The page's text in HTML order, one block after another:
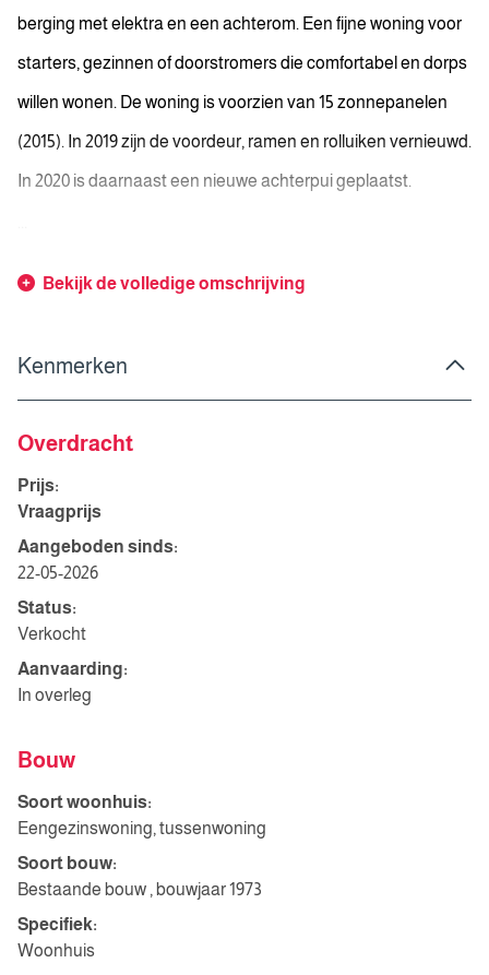
berging met elektra en een achterom. Een fijne woning voor
starters, gezinnen of doorstromers die comfortabel en dorps
willen wonen. De woning is voorzien van 15 zonnepanelen
(2015). In 2019 zijn de voordeur, ramen en rolluiken vernieuwd.
In 2020 is daarnaast een nieuwe achterpui geplaatst.
Bekijk de volledige omschrijving
Kenmerken
Overdracht
Prijs:
Vraagprijs
Aangeboden sinds:
22-05-2026
Status:
Verkocht
Aanvaarding:
In overleg
Bouw
Soort woonhuis:
Eengezinswoning, tussenwoning
Soort bouw:
Bestaande bouw , bouwjaar 1973
Specifiek:
Woonhuis